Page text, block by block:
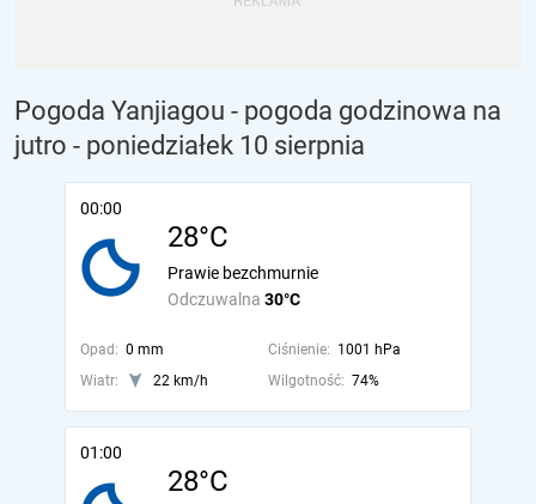
Pogoda Yanjiagou - pogoda godzinowa na
jutro - poniedziałek 10 sierpnia
00:00
28°C
Odczuwalna 30°C
Prawie bezchmurnie
Opad: 0 mm Ciśnienie: 1001 hPa
Wiatr:
22 km/h Wilgotność: 74%
01:00
28°C